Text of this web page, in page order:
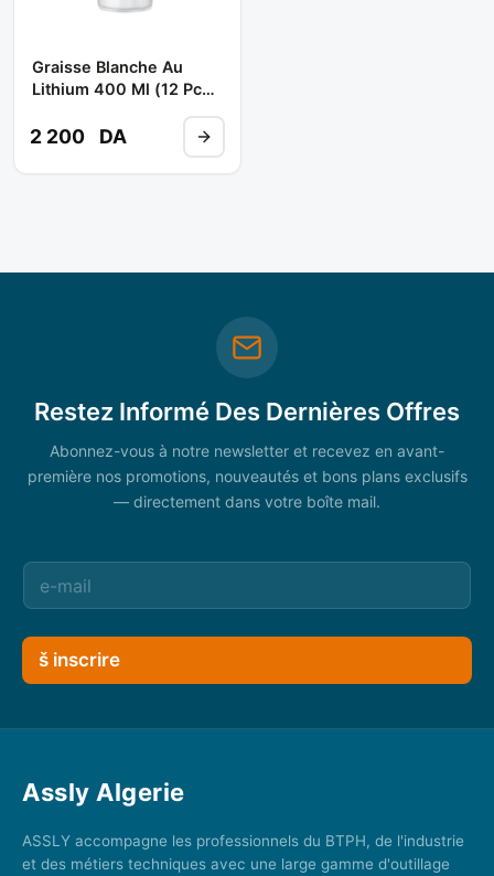
Graisse Blanche Au
Lithium 400 Ml (12 Pcs)
2 200 DA
Restez Informé Des Dernières Offres
Abonnez-vous à notre newsletter et recevez en avant-
première nos promotions, nouveautés et bons plans exclusifs
— directement dans votre boîte mail.
š inscrire
Assly Algerie
ASSLY accompagne les professionnels du BTPH, de l'industrie
et des métiers techniques avec une large gamme d'outillage